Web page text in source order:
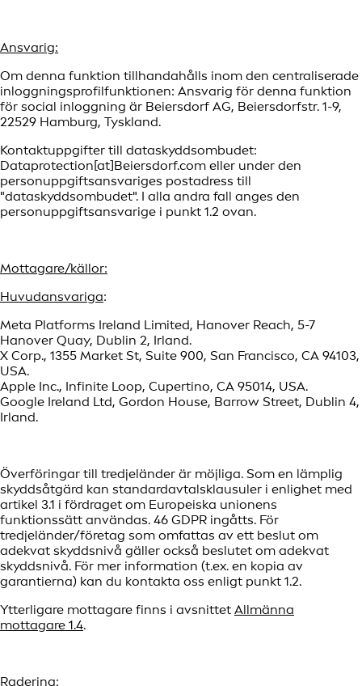
Ansvarig:
Om denna funktion tillhandahålls inom den centraliserade
inloggningsprofilfunktionen: Ansvarig för denna funktion
för social inloggning är Beiersdorf AG, Beiersdorfstr. 1-9,
22529 Hamburg, Tyskland.
Kontaktuppgifter till dataskyddsombudet:
Dataprotection[at]Beiersdorf.com eller under den
personuppgiftsansvariges postadress till
"dataskyddsombudet". I alla andra fall anges den
personuppgiftsansvarige i punkt 1.2 ovan.
Mottagare/källor:
Huvudansvariga:
Meta Platforms Ireland Limited, Hanover Reach, 5-7
Hanover Quay, Dublin 2, Irland.
X Corp., 1355 Market St, Suite 900, San Francisco, CA 94103,
USA.
Apple Inc., Infinite Loop, Cupertino, CA 95014, USA.
Google Ireland Ltd, Gordon House, Barrow Street, Dublin 4,
Irland.
Överföringar till tredjeländer är möjliga. Som en lämplig
skyddsåtgärd kan standardavtalsklausuler i enlighet med
artikel 3.1 i fördraget om Europeiska unionens
funktionssätt användas. 46 GDPR ingåtts. För
tredjeländer/företag som omfattas av ett beslut om
adekvat skyddsnivå gäller också beslutet om adekvat
skyddsnivå. För mer information (t.ex. en kopia av
garantierna) kan du kontakta oss enligt punkt 1.2.
Ytterligare mottagare finns i avsnittet Allmänna
mottagare 1.4.
Radering: